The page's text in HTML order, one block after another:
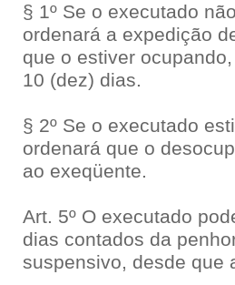
§ 1º Se o executado
ordenará a expedição
que o estiver
10 (dez) dias.
§ 2º Se o executado
ordenará que o
ao exeqüente.
Art. 5º O executado
dias contados da
suspensivo, desde que